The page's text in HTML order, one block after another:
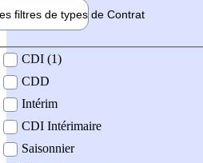
filtres de types de Contrat
contrat
CDI (1)
CDD
Intérim
CDI Intérimaire
Saisonnier